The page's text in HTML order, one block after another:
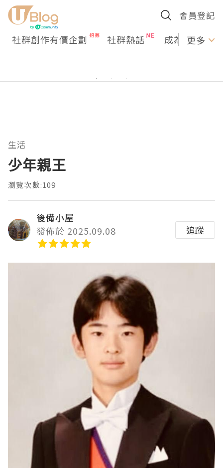
會員登記
社群創作有價企劃 社群熱話 成為U更多
生活
少年親王
瀏覽次數:109
後備小屋
發佈於 2025.09.08
追蹤